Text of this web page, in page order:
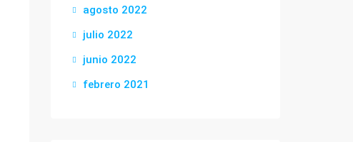
agosto 2022
julio 2022
junio 2022
febrero 2021